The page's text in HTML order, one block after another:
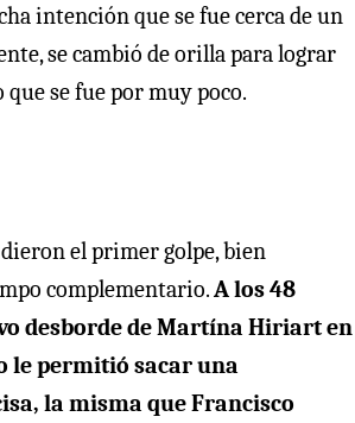
intención que se fue cerca de un
se cambió de orilla para lograr
se fue por muy poco.
el primer golpe, bien
complementario.A los 48
desborde de Martína Hiriart en
le permitió sacar una
la misma que Francisco